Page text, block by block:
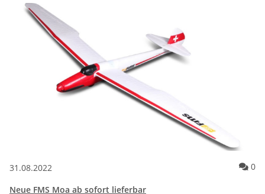
31.08.2022 0
Neue FMS Moa ab sofort lieferbar